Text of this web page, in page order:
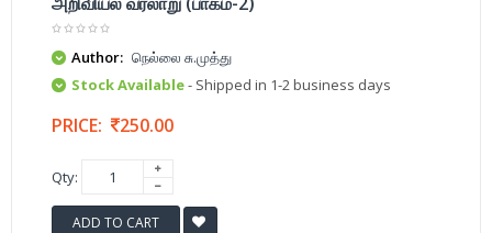
Author: நெல்லை சு.முத்து
Stock Available- Shipped in 1-2 business days
PRICE: 250.00
Qty:
ADD TO CART